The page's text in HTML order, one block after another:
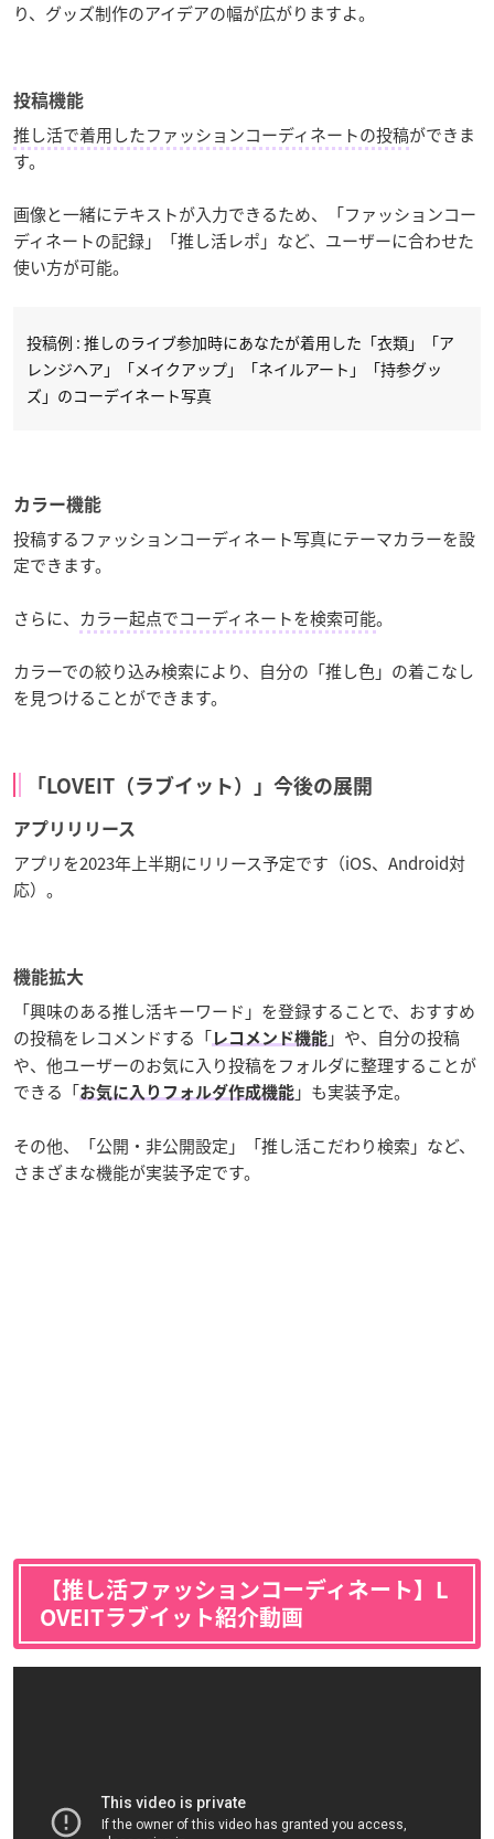
り、グッズ制作のアイデアの幅が広がりますよ。
投稿機能
推し活で着用したファッションコーディネートの投稿ができま
す。
画像と一緒にテキストが入力できるため、「ファッションコー
ディネートの記録」「推し活レポ」など、ユーザーに合わせた
使い方が可能。
投稿例 : 推しのライブ参加時にあなたが着用した「衣類」「ア
レンジヘア」「メイクアップ」「ネイルアート」「持参グッ
ズ」のコーデイネート写真
カラー機能
投稿するファッションコーディネート写真にテーマカラーを設
定できます。
さらに、 カラー起点でコーディネートを検索可能。
カラーでの絞り込み検索により、自分の「推し色」の着こなし
を見つけることができます。
「LOVEIT（ラブイット）」今後の展開
アプリリリース
アプリを2023年上半期にリリース予定です（iOS、Android対
応）。
機能拡大
「興味のある推し活キーワード」を登録することで、おすすめ
の投稿をレコメンドする「 レコメンド機能 」や、自分の投稿
や、他ユーザーのお気に入り投稿をフォルダに整理することが
できる「お気に入りフォルダ作成機能 」も実装予定。
その他、「公開・非公開設定」「推し活こだわり検索」など、
さまざまな機能が実装予定です。
【推し活ファッションコーディネート】L
OVEITラブイット紹介動画